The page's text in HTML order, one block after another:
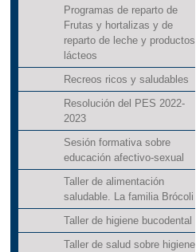
Programas de reparto de
Frutas y hortalizas y de
reparto de leche y productos
lácteos
Recreos ricos y saludables
Resolución del PES 2022-
2023
Sesión formativa sobre
educación afectivo-sexual
Taller de alimentación
saludable. La familia Brócoli
Taller de higiene bucodental
Taller de salud sobre higiene